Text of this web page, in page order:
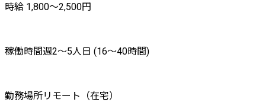
時給 1,800〜2,500円
稼働時間週2〜5人日 (16〜40時間)
勤務場所リモート（在宅）